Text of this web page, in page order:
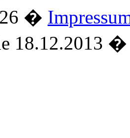
�
18.12.2013